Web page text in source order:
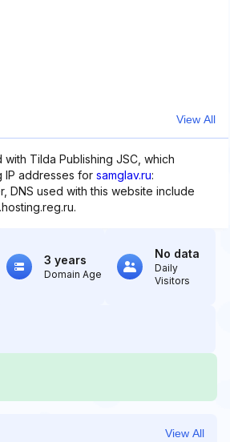
View All
Tilda Publishing JSC, which
IP addresses for samglav.ru:
DNS used with this website include
3 years
Domain Age
No data
Daily
Visitors
View All